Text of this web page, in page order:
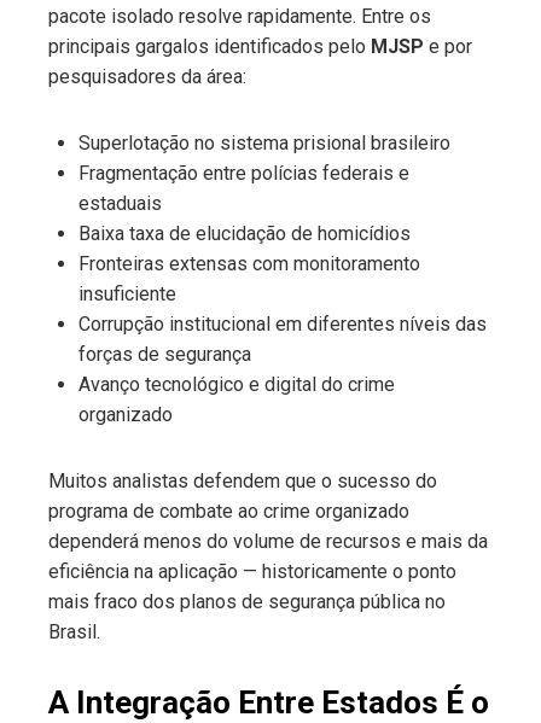
pacote isolado resolve rapidamente. Entre os
principais gargalos identificados pelo MJSP e por
pesquisadores da área:
Superlotação no sistema prisional brasileiro
Fragmentação entre polícias federais e
estaduais
Baixa taxa de elucidação de homicídios
Fronteiras extensas com monitoramento
insuficiente
Corrupção institucional em diferentes níveis das
forças de segurança
Avanço tecnológico e digital do crime
organizado
Muitos analistas defendem que o sucesso do
programa de combate ao crime organizado
dependerá menos do volume de recursos e mais da
eficiência na aplicação — historicamente o ponto
mais fraco dos planos de segurança pública no
Brasil.
A Integração Entre Estados É o